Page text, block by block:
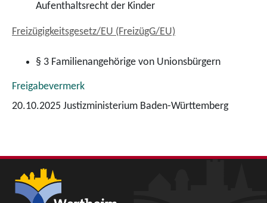
Aufenthaltsrecht der Kinder
Freizügigkeitsgesetz/EU (FreizügG/EU)
§ 3 Familienangehörige von Unionsbürgern
Freigabevermerk
20.10.2025 Justizministerium Baden-Württemberg